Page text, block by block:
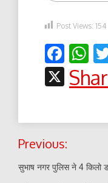
Post Views: 154
X
Post
navigation
Previous:
सुभाष नगर पुलिस ने 4 किलो